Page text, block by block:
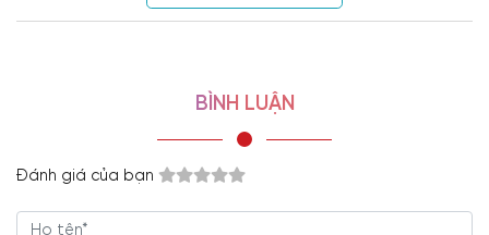
Kiểu dángđơn giản, không cầu kỳ, tạo cảm giác rộng
Các chi tiết được gia công tỉ mỉ, tinh tế, mang đến vẻ
đẹp hoàn hảo chogiường ngủ không chân
Chọn lọc gỗ Sồi tự nhiên cao cấp.
Độ bền cao, an tâm sử dụng lâu dài.
Mang đến không gian phòng ngủ sang trọng, đẳng
BÌNH LUẬN
Đánh giá của bạn